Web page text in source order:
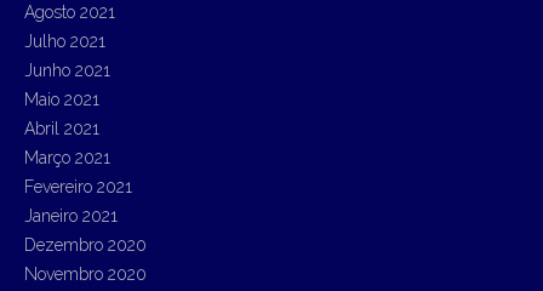
Agosto 2021
Julho 2021
Junho 2021
Maio 2021
Abril 2021
Março 2021
Fevereiro 2021
Janeiro 2021
Dezembro 2020
Novembro 2020